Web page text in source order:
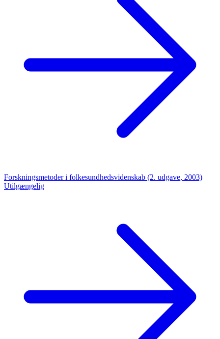
Forskningsmetoder i folkesundhedsvidenskab (2. udgave, 2003)
Utilgængelig